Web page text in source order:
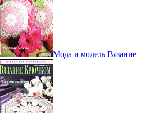
Мода и модель Вязание